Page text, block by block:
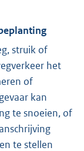
struik of
het
of
kan
te snoeien, of
te stellen